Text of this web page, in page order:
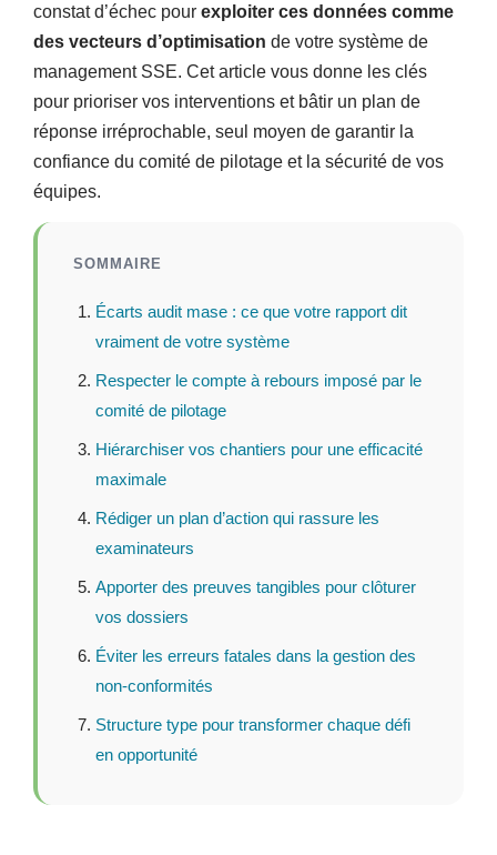
constat d’échec pourexploiter ces données comme
des vecteurs d’optimisation de votre système de
management SSE. Cet article vous donne les clés
pour prioriser vos interventions et bâtir un plan de
réponse irréprochable, seul moyen de garantir la
confiance du comité de pilotage et la sécurité de vos
équipes.
SOMMAIRE
Écarts audit mase : ce que votre rapport dit
vraiment de votre système
Respecter le compte à rebours imposé par le
comité de pilotage
Hiérarchiser vos chantiers pour une efficacité
maximale
Rédiger un plan d’action qui rassure les
examinateurs
Apporter des preuves tangibles pour clôturer
vos dossiers
Éviter les erreurs fatales dans la gestion des
non-conformités
Structure type pour transformer chaque défi
en opportunité